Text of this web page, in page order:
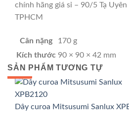
chính hãng giá sỉ – 90/5 Tạ
TPHCM
Cân nặng
170 g
Kích thước 90 × 90 × 42 mm
SẢN PHẨM TƯƠNG TỰ
GIÁ SỈ
GIÁ TỐT
Dây curoa Mitsusumi Sanlux